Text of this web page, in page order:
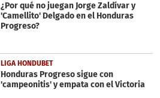
¿Por qué no juegan Jorge Zaldívar y
'Camellito' Delgado en el Honduras
Progreso?
LIGA HONDUBET
Honduras Progreso sigue con
'campeonitis' y empata con el Victoria